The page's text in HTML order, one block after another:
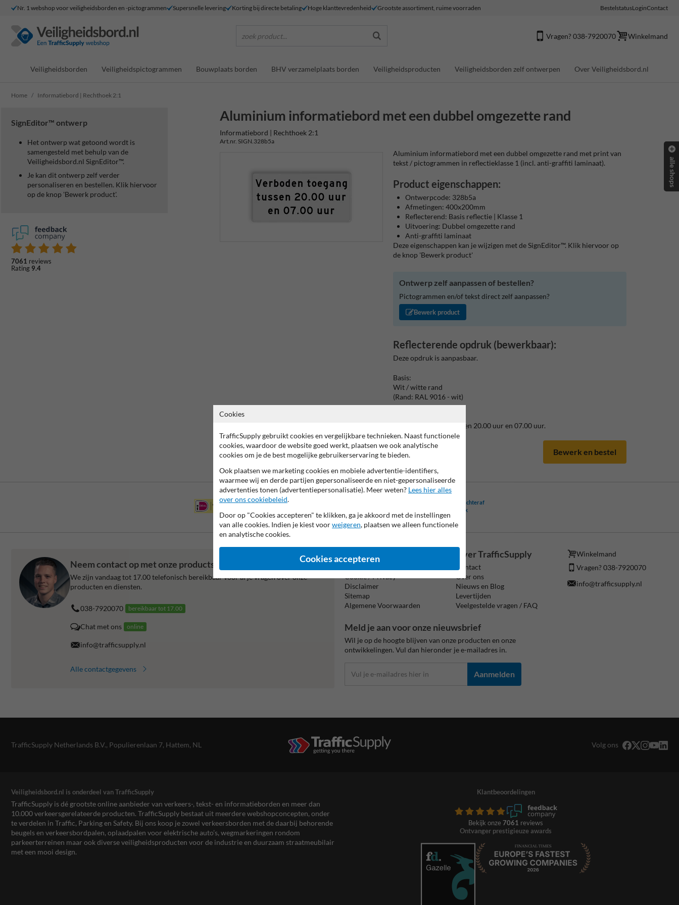
Nr. 1 webshop voor veiligheidsborden en -pictogrammen Supersnelle levering Korting bij directe betaling Hoge klanttevredenheid Grootste assortiment, ruime voorraden BestelstatusLoginContact
zoek product... Vragen? 038-7920070 Winkelmand
Veiligheidsborden Veiligheidspictogrammen Bouwplaats borden BHV verzamelplaats borden Veiligheidsproducten Veiligheidsborden zelf ontwerpen Over Veiligheidsbord.nl
Home Informatiebord | Rechthoek 2:1
SignEditor™ ontwerp
Het ontwerp wat getoond wordt is
samengesteld met behulp van de
Veiligheidsbord.nl SignEditor™.
Je kan dit ontwerp zelf verder
personaliseren en bestellen. Klik hiervoor
op de knop 'Bewerk product'.
7061 reviews
Rating 9.4
Aluminium informatiebord met een dubbel omgezette rand
Informatiebord | Rechthoek 2:1
Art.nr. SIGN.328b5a
Aluminium informatiebord met een dubbel omgezette rand met print van
tekst / pictogrammen in reflectieklasse 1 (incl. anti-graffiti laminaat).
Product eigenschappen:
Ontwerpcode: 328b5a
Afmetingen: 400x200mm
Reflecterend: Basis reflectie | Klasse 1
Uitvoering: Dubbel omgezette rand
Anti-graffiti laminaat
Deze eigenschappen kan je wijzigen met de SignEditor™. Klik hiervoor op
de knop 'Bewerk product'
Ontwerp zelf aanpassen of bestellen?
Pictogrammen en/of tekst direct zelf aanpassen?
Bewerk product
Reflecterende opdruk (bewerkbaar):
Deze opdruk is aanpasbaar.
Basis:
Wit / witte rand
(Rand: RAL 9016 - wit)
Verboden toegang tussen 20.00 uur en 07.00 uur.
Bewerk en bestel
Betaling achteraf
is mogelijk
Neem contact op met onze productspecialist Igor!
We zijn vandaag tot 17.00 telefonisch bereikbaar voor al je vragen over onze
producten en diensten.
038-7920070 bereikbaar tot 17.00
Chat met ons online
info@trafficsupply.nl
Alle contactgegevens
Informatie
Cookie / Privacy
Disclaimer
Sitemap
Algemene Voorwaarden
Over TrafficSupply
Contact
Over ons
Nieuws en Blog
Levertijden
Veelgestelde vragen / FAQ
Winkelmand
Vragen? 038-7920070
info@trafficsupply.nl
Meld je aan voor onze nieuwsbrief
Wil je op de hoogte blijven van onze producten en onze
ontwikkelingen. Vul dan hieronder je e-mailadres in.
Aanmelden
TrafficSupply Netherlands B.V., Populierenlaan 7, Hattem, NL Volg ons
Veiligheidsbord.nl is onderdeel van TrafficSupply
TrafficSupply is dé grootste online aanbieder van verkeers-, tekst- en informatieborden en meer dan
10.000 verkeersgerelateerde producten. TrafficSupply bestaat uit meerdere webshopconcepten, onder
te verdelen in Traffic, Parking en Safety. Bij ons koop je zowel verkeersborden met de daarbij behorende
beugels en verkeersbordpalen, oplaadpalen voor elektrische auto’s, wegmarkeringen rondom
parkeerterreinen maar ook diverse veiligheidsproducten voor de industrie en duurzaam straatmeubilair
met een mooi design.
Klantbeoordelingen
Bekijk onze 7061 reviews
Ontvanger prestigieuze awards
alle shops
Cookies
TrafficSupply gebruikt cookies en vergelijkbare technieken. Naast functionele
cookies, waardoor de website goed werkt, plaatsen we ook analytische
cookies om je de best mogelijke gebruikerservaring te bieden.
Ook plaatsen we marketing cookies en mobiele advertentie-identifiers,
waarmee wij en derde partijen gepersonaliseerde en niet-gepersonaliseerde
advertenties tonen (advertentiepersonalisatie). Meer weten? Lees hier alles
over ons cookiebeleid.
Door op "Cookies accepteren" te klikken, ga je akkoord met de instellingen
van alle cookies. Indien je kiest voorweigeren, plaatsen we alleen functionele
en analytische cookies.
Cookies accepteren